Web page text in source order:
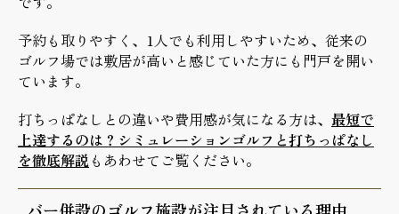
予約も取りやすく、1人でも利用しやすいため、従来の
ゴルフ場では敷居が高いと感じていた方にも門戸を開い
ています。
打ちっぱなしとの違いや費用感が気になる方は、 最短で
上達するのは？シミュレーションゴルフと打ちっぱなし
を徹底解説もあわせてご覧ください。